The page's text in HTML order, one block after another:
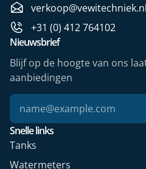
verkoop@vewitechniek.nl
+31 (0) 412 764102
Snelle links
Tanks
Watermeters
Nieuwsbrief
Blijf op de hoogte van ons
aanbiedingen